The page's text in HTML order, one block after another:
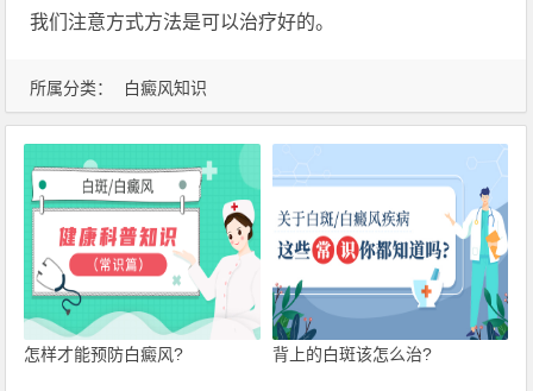
所属分类： 白癜风知识
我们注意方式方法是可以治疗好的。
怎样才能预防白癜风? 背上的白斑该怎么治?